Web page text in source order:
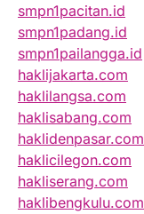
smpn1pacitan.id
smpn1padang.id
smpn1pailangga.id
haklijakarta.com
haklilangsa.com
haklisabang.com
haklidenpasar.com
haklicilegon.com
hakliserang.com
haklibengkulu.com